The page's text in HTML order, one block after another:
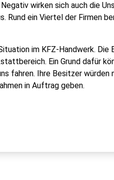
wirken sich auch die
Rund ein Viertel der Firmen
im KFZ-Handwerk.
Ein Grund dafür
fahren. Ihre Besitzer
in Auftrag geben.